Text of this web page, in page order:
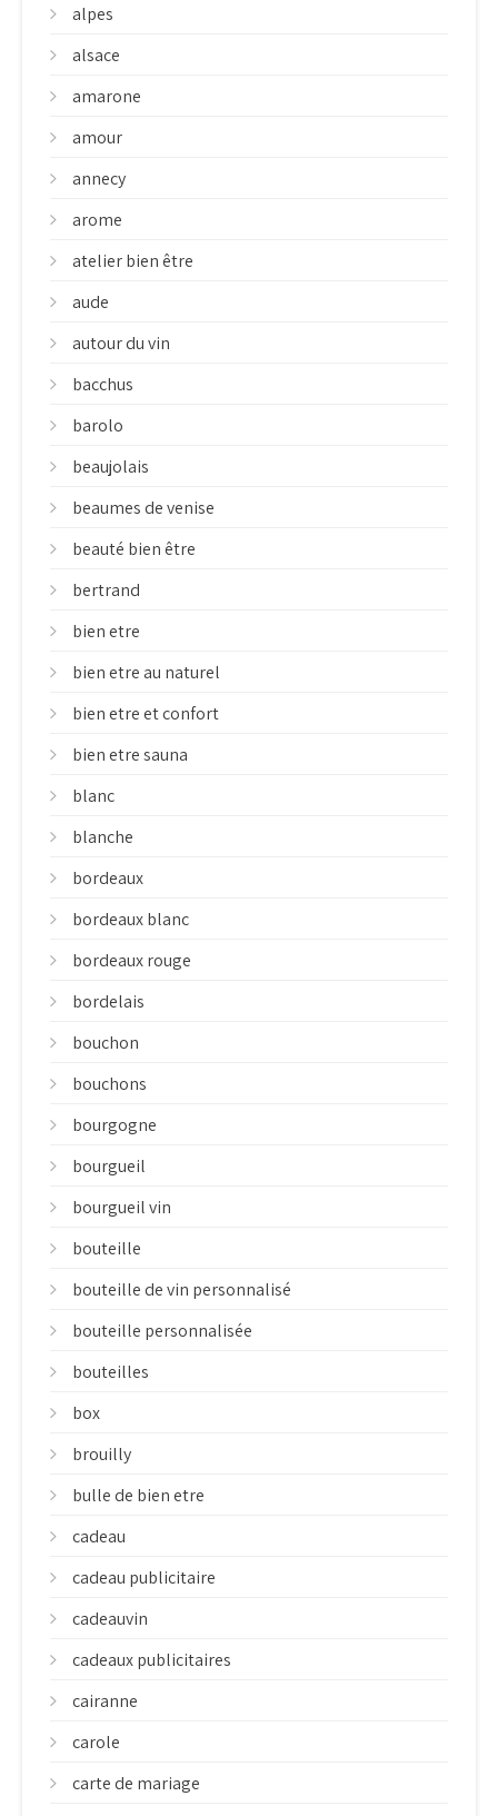
alpes
alsace
amarone
amour
annecy
arome
atelier bien être
aude
autour du vin
bacchus
barolo
beaujolais
beaumes de venise
beauté bien être
bertrand
bien etre
bien etre au naturel
bien etre et confort
bien etre sauna
blanc
blanche
bordeaux
bordeaux blanc
bordeaux rouge
bordelais
bouchon
bouchons
bourgogne
bourgueil
bourgueil vin
bouteille
bouteille de vin personnalisé
bouteille personnalisée
bouteilles
box
brouilly
bulle de bien etre
cadeau
cadeau publicitaire
cadeauvin
cadeaux publicitaires
cairanne
carole
carte de mariage